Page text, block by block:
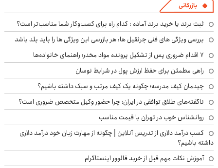
بازرگانی
ثبت برند یا خرید برند آماده : کدام راه برای کسب‌وکار شما مناسب‌تر است؟
بررسی ویژگی های فنی جرثقیل ها: هر بازرسی این ویژگی ها را باید بلد باشد
۷ اقدام ضروری پس از تشکیل پرونده مواد مخدر؛ راهنمای خانواده‌ها
راهی مطمئن برای حفظ ارزش پول در شرایط نوسان
چیدمان کیف مدرسه؛ چگونه یک کیف مرتب و سبک داشته باشیم؟
ناگفته‌های طلاق توافقی در ایران؛ چرا حضور وکیل متخصص ضروری است؟
روانشناس خوب در تهران با قیمت مناسب
کسب درآمد دلاری از تدریس آنلاین | چگونه از مهارت زبان خود درآمد دلاری
داشته باشیم؟
آموزش نکات مهم قبل از خرید فالوور اینستاگرام